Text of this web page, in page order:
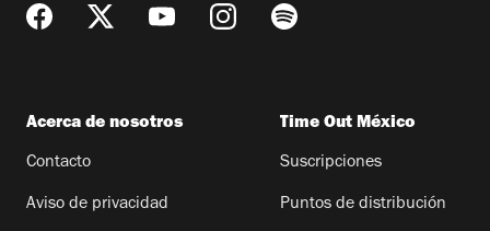
Acerca de nosotros
Contacto
Aviso de privacidad
Time Out México
Suscripciones
Puntos de distribución